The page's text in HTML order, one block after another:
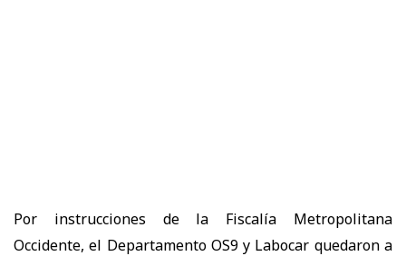
Por instrucciones de la Fiscalía Metropolitana
Occidente, el Departamento OS9 y Labocar quedaron a